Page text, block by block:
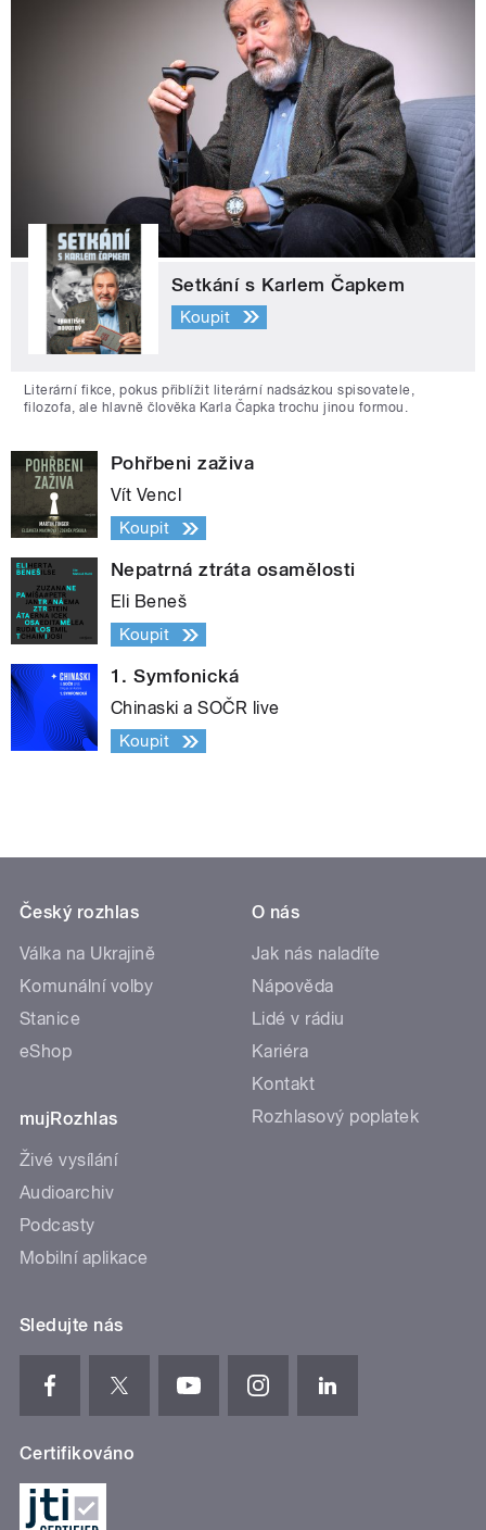
Setkání s Karlem Čapkem
Koupit
Literární fikce, pokus přiblížit literární nadsázkou spisovatele,
filozofa, ale hlavně člověka Karla Čapka trochu jinou formou.
Pohřbeni zaživa
Vít Vencl
Koupit
Nepatrná ztráta osamělosti
Eli Beneš
Koupit
1. Symfonická
Chinaski a SOČR live
Koupit
Český rozhlas
Válka na Ukrajině
Komunální volby
Stanice
eShop
mujRozhlas
Živé vysílání
Audioarchiv
Podcasty
Mobilní aplikace
O nás
Jak nás naladíte
Nápověda
Lidé v rádiu
Kariéra
Kontakt
Rozhlasový poplatek
Sledujte nás
Certifikováno